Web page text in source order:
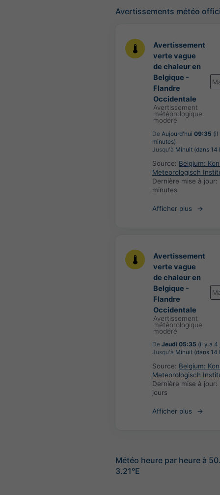
Avertissements météo
Avertissement
verte vague
de chaleur en
Belgique -
Flandre
Occidentale
Avertissement
météorologique
modéré
De Aujourd'hui 09:35 (il
minutes)
Jusqu'à Minuit (dans 14
Source: Belgium:
Meteorologisch
Dernière mise à jour:
minutes
Afficher plus
Avertissement
verte vague
de chaleur en
Belgique -
Flandre
Occidentale
Avertissement
météorologique
modéré
De Jeudi 05:35 (il y a 4
Jusqu'à Minuit (dans 14
Source: Belgium:
Meteorologisch
Dernière mise à jour:
jours
Afficher plus
Météo heure par heure à
3.21°E